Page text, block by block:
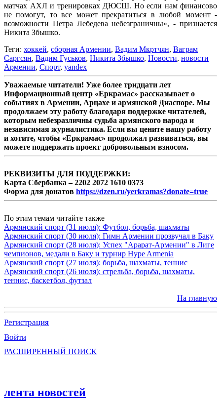
матчах АХЛ и тренировках ДЮСШ. Но если нам финансово
не помогут, то все может прекратиться в любой момент -
возможности Петра Лебедева небезграничны», - признается
Никита Збышко.
Теги: хоккей, сборная Армении, Вадим Мкртчян, Ваграм
Саргсян, Вадим Гуськов, Никита Збышко, Новости, новости
Армении, Спорт, yandex
Уважаемые читатели! Уже более тридцати лет
Информационный центр «Еркрамас» рассказывает о
событиях в Армении, Арцахе и армянской Диаспоре. Мы
продолжаем эту работу благодаря поддержке читателей,
которым небезразличны судьба армянского народа и
независимая журналистика. Если вы цените нашу работу
и хотите, чтобы «Еркрамас» продолжал развиваться, вы
можете поддержать проект добровольным взносом.
РЕКВИЗИТЫ ДЛЯ ПОДДЕРЖКИ:
Карта Сбербанка – 2202 2072 1610 0373
Форма для донатов https://dzen.ru/yerkramas?donate=true
По этим темам читайте также
Армянский спорт (31 июля): Футбол, борьба, шахматы
Армянский спорт (30 июля): Гимн Армении прозвучал в Баку
Армянский спорт (28 июля): Успех "Арарат-Армении" в Лиге
чемпионов, медали в Баку и турнир Hype Armenia
Армянский спорт (27 июля): борьба, шахматы, теннис
Армянский спорт (26 июля): стрельба, борьба, шахматы,
теннис, баскетбол, футзал
На главную
Регистрация
Войти
РАСШИРЕННЫЙ ПОИСК
лента новостей